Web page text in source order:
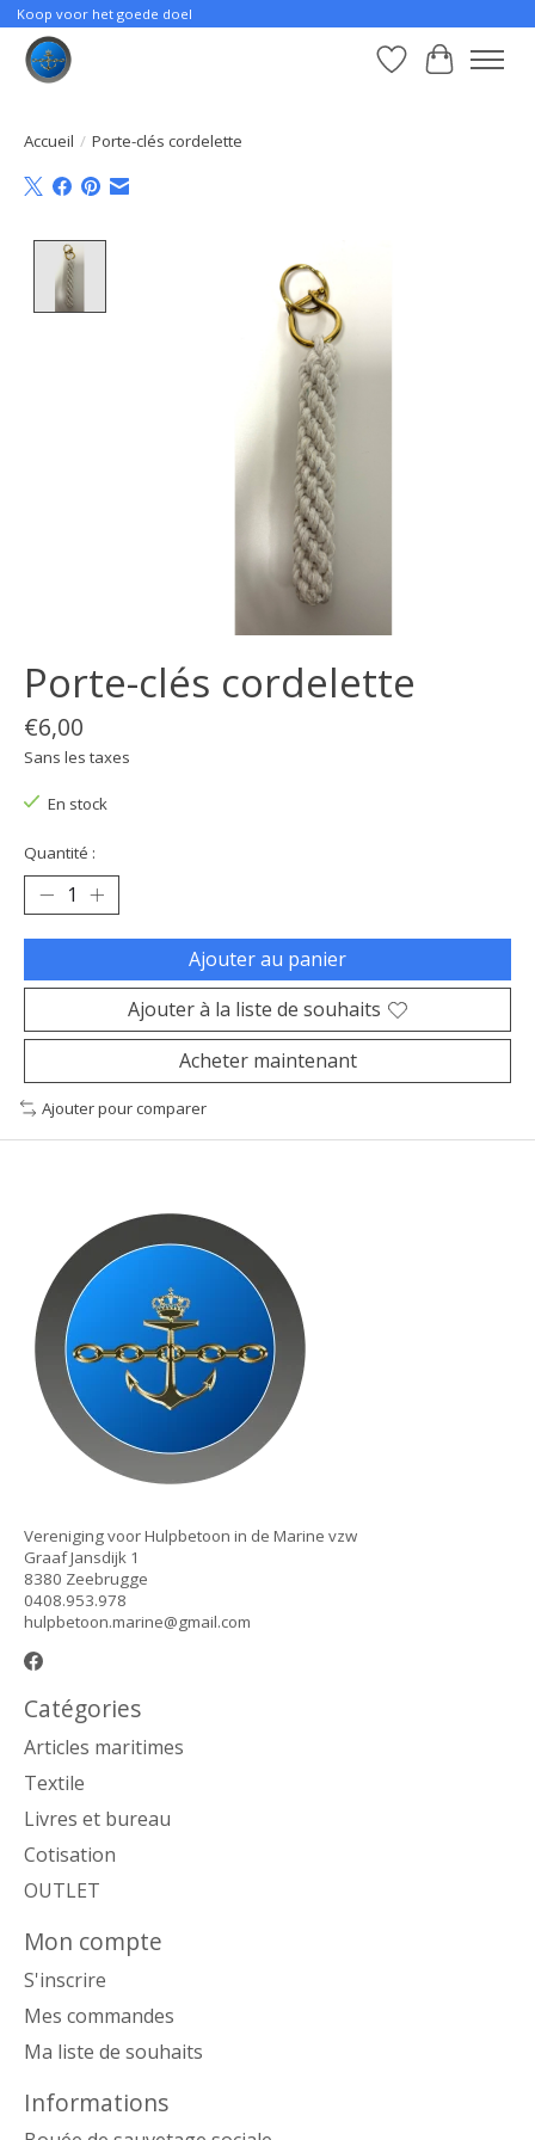
Koop voor het goede doel
Liste dePanier
Accueil / Porte-clés cordelette
Porte-clés cordelette
€6,00
Sans les taxes
En stock
Quantité :
Ajouter au panier
Ajouter à la liste de souhaits
Acheter maintenant
Ajouter pour comparer
Vereniging voor Hulpbetoon in de Marine vzw
Graaf Jansdijk 1
8380 Zeebrugge
0408.953.978
hulpbetoon.marine@gmail.com
Catégories
Articles maritimes
Textile
Livres et bureau
Cotisation
OUTLET
Mon compte
S'inscrire
Mes commandes
Ma liste de souhaits
Informations